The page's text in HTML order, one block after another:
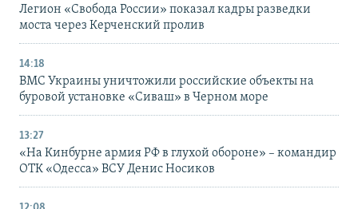
Легион «Свобода России» показал кадры разведки
моста через Керченский пролив
14:18
ВМС Украины уничтожили российские объекты на
буровой установке «Сиваш» в Черном море
13:27
«На Кинбурне армия РФ в глухой обороне» – командир
ОТК «Одесса» ВСУ Денис Носиков